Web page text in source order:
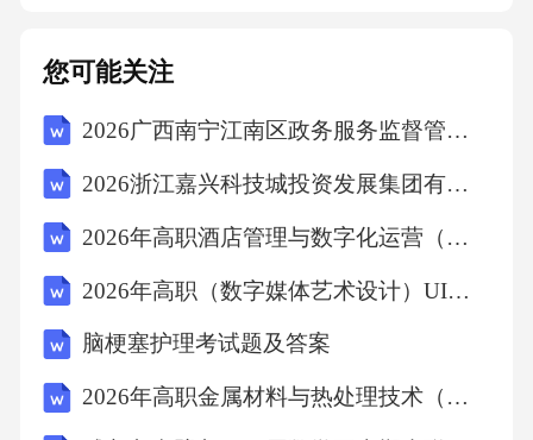
权平均利率仅2.48%，环境权益质押等创新模式
使中小企业绿色信贷获批率跃升至67%；构建政
企学研协同的标准话语权争夺长效机制，中国
且国内落地应用时间较国外标准缩短9个月。综
上所述，2025年中国洗衣机电容产业已超越单
纯的元器件制造范畴，进入以合规能力为基
座、以场景定义为牵引、以绿色数字为双翼的
价值链高端攀升关键期，预计到2027年高端基
您可能关注
2026广西南宁江南区政务服务监督管理办公室招聘1人模拟试卷（巩固）附答案详解
2026浙江嘉兴科技城投资发展集团有限公司下属子公司(竞争类)招聘工作人员3人备考题库附答案详解【完整版】
2026年高职酒店管理与数字化运营（酒店运营管理）试题及答案
2026年高职（数字媒体艺术设计）UI设计基础试题及答案
脑梗塞护理考试题及答案
2026年高职金属材料与热处理技术（金属热处理工艺优化）试题及答案